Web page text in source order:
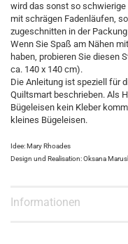
wird das sonst so
mit schrägen Fadenläufen,
zugeschnitten in der
Wenn Sie Spaß am Nähen
haben, probieren Sie diesen
ca. 140 x 140 cm).
Die Anleitung ist speziell für
Quiltsmart beschrieben. Als
Bügeleisen kein Kleber
kleines Bügeleisen.
Idee: Mary Rhoades
Design und Realisation: Oksana
Informationen